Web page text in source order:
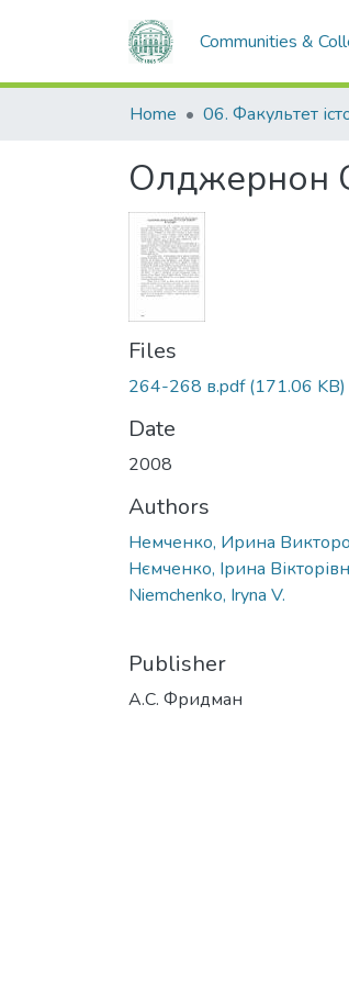
Communities &
Home
Олджернон
Files
264-268 в.pdf(171.06 KB)
Date
2008
Authors
Немченко, Ирина
Нємченко, Ірина
Niemchenko, Iryna V.
Publisher
А.С. Фридман